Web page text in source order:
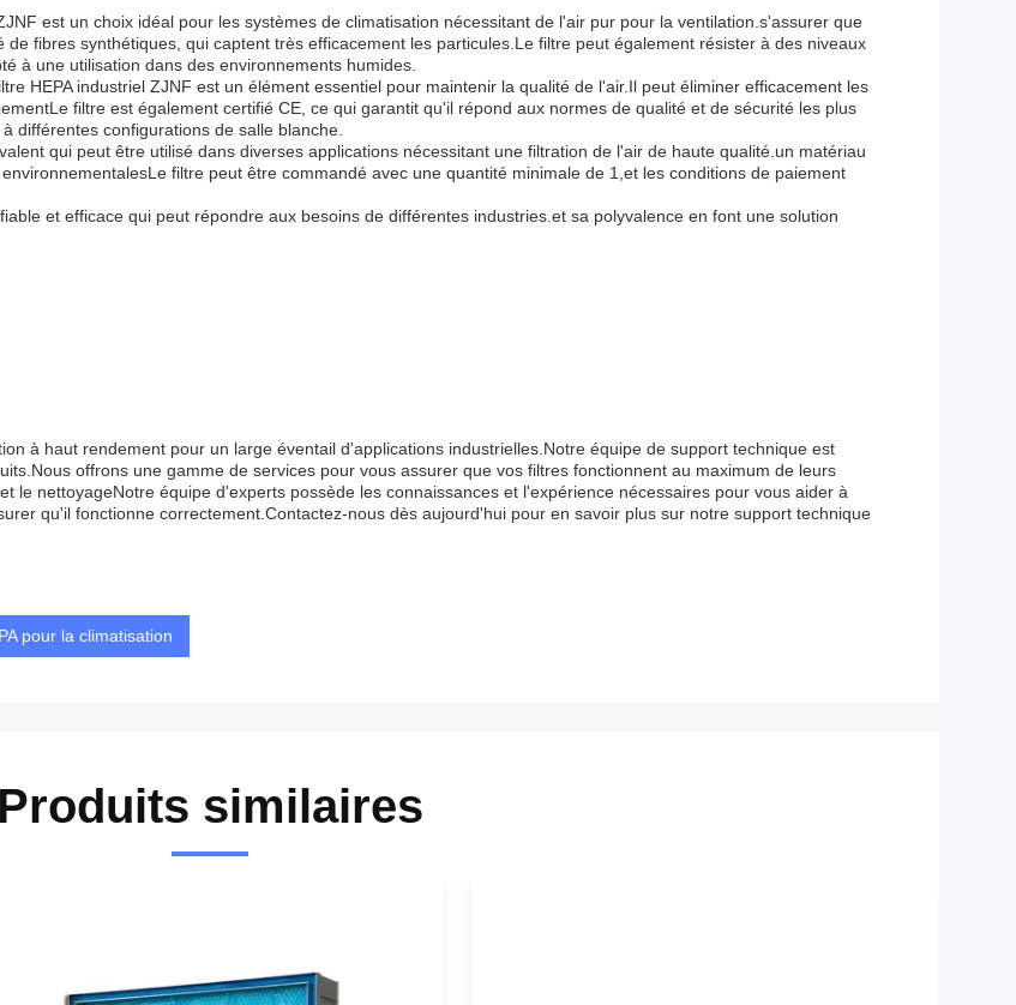
est un choix idéal pour les systèmes de climatisation nécessitant de l'air pur pour la ventilation.s'assurer que
fibres synthétiques, qui captent très efficacement les particules.Le filtre peut également résister à des niveaux
à une utilisation dans des environnements humides.
HEPA industriel ZJNF est un élément essentiel pour maintenir la qualité de l'air.Il peut éliminer efficacement les
filtre est également certifié CE, ce qui garantit qu'il répond aux normes de qualité et de sécurité les plus
différentes configurations de salle blanche.
qui peut être utilisé dans diverses applications nécessitant une filtration de l'air de haute qualité.un matériau
filtre peut être commandé avec une quantité minimale de 1,et les conditions de paiement
et efficace qui peut répondre aux besoins de différentes industries.et sa polyvalence en font une solution
à haut rendement pour un large éventail d'applications industrielles.Notre équipe de support technique est
offrons une gamme de services pour vous assurer que vos filtres fonctionnent au maximum de leurs
le nettoyageNotre équipe d'experts possède les connaissances et l'expérience nécessaires pour vous aider à
qu'il fonctionne correctement.Contactez-nous dès aujourd'hui pour en savoir plus sur notre support technique
pour la climatisation
Produits similaires